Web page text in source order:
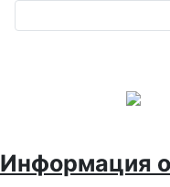
Информация